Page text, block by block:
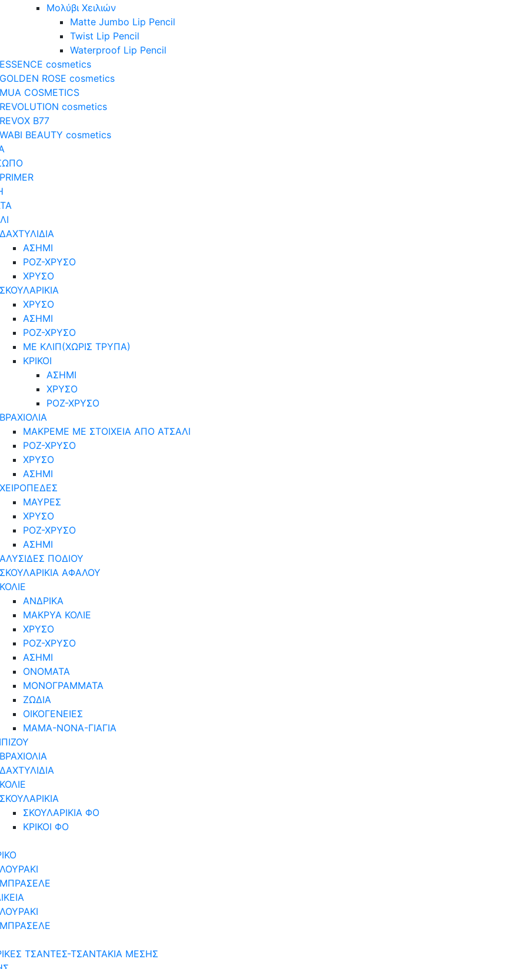
Μολύβι Χειλιών
Matte Jumbo Lip Pencil
Twist Lip Pencil
Waterproof Lip Pencil
ESSENCE cosmetics
GOLDEN ROSE cosmetics
MUA COSMETICS
REVOLUTION cosmetics
REVOX B77
WABI BEAUTY cosmetics
PRIMER
ΔΑΧΤΥΛΙΔΙΑ
ΑΣΗΜΙ
ΡΟΖ-ΧΡΥΣΟ
ΧΡΥΣΟ
ΣΚΟΥΛΑΡΙΚΙΑ
ΧΡΥΣΟ
ΑΣΗΜΙ
ΡΟΖ-ΧΡΥΣΟ
ΜΕ ΚΛΙΠ(ΧΩΡΙΣ ΤΡΥΠΑ)
ΚΡΙΚΟΙ
ΑΣΗΜΙ
ΧΡΥΣΟ
ΡΟΖ-ΧΡΥΣΟ
ΒΡΑΧΙΟΛΙΑ
ΜΑΚΡΕΜΕ ΜΕ ΣΤΟΙΧΕΙΑ ΑΠΟ ΑΤΣΑΛΙ
ΡΟΖ-ΧΡΥΣΟ
ΧΡΥΣΟ
ΑΣΗΜΙ
ΧΕΙΡΟΠΕΔΕΣ
ΜΑΥΡΕΣ
ΧΡΥΣΟ
ΡΟΖ-ΧΡΥΣΟ
ΑΣΗΜΙ
ΑΛΥΣΙΔΕΣ ΠΟΔΙΟΥ
ΣΚΟΥΛΑΡΙΚΙΑ ΑΦΑΛΟΥ
ΚΟΛΙΕ
ΑΝΔΡΙΚΑ
ΜΑΚΡΥΑ ΚΟΛΙΕ
ΧΡΥΣΟ
ΡΟΖ-ΧΡΥΣΟ
ΑΣΗΜΙ
ΟΝΟΜΑΤΑ
ΜΟΝΟΓΡΑΜΜΑΤΑ
ΖΩΔΙΑ
ΟΙΚΟΓΕΝΕΙΕΣ
ΜΑΜΑ-ΝΟΝΑ-ΓΙΑΓΙΑ
ΒΡΑΧΙΟΛΙΑ
ΔΑΧΤΥΛΙΔΙΑ
ΚΟΛΙΕ
ΣΚΟΥΛΑΡΙΚΙΑ
ΣΚΟΥΛΑΡΙΚΙΑ ΦΟ
ΚΡΙΚΟΙ ΦΟ
ΛΟΥΡΑΚΙ
ΜΠΡΑΣΕΛΕ
ΛΟΥΡΑΚΙ
ΜΠΡΑΣΕΛΕ
ΤΣΑΝΤΕΣ-ΤΣΑΝΤΑΚΙΑ ΜΕΣΗΣ